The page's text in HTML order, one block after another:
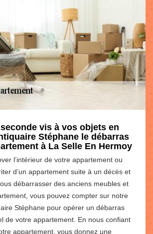
vis à vos objets en
Stéphane le débarras
à La Selle En Hermoy
l’intérieur de votre appartement ou
d’un appartement suite à un décès et
débarrasser des anciens meubles et
vous pouvez compter sur notre
Stéphane pour opérer un débarras
de votre appartement. En nous confiant
appartement, vous donnez une